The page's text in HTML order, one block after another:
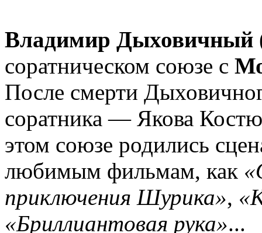
Владимир Дыховичный
соратническом союзе с
После смерти
соратника — Якова
этом союзе родились
любимым фильмам, как
приключения Шурика»,
«Бриллиантовая рука»...